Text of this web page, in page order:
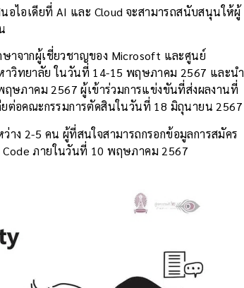
อไอเดียที่ AI และ Cloud จะสามารถสนับสนุนให้ผู้
าจากผู้เชี่ยวชาญของ Microsoft และศูนย์
วิทยาลัย ในวันที่ 14-15 พฤษภาคม 2567 และนำ
ฤษภาคม 2567 ผู้เข้าร่วมการแข่งขันที่ส่งผลงานที่
ยต่อคณะกรรมการตัดสินในวันที่ 18 มิถุนายน 2567
ง 2-5 คน ผู้ที่สนใจสามารถกรอกข้อมูลการสมัคร
Code ภายในวันที่ 10 พฤษภาคม 2567